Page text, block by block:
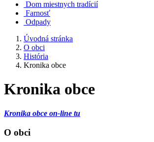
Dom miestnych tradícií
Farnosť
Odpady
Úvodná stránka
O obci
História
Kronika obce
Kronika obce
Kronika obce on-line tu
O obci